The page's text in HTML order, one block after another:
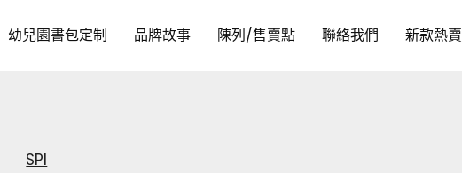
幼兒園書包定制 品牌故事 陳列/售賣點 聯絡我們 新款熱賣
SPI